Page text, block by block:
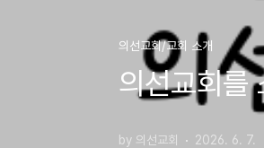
의선교회/교회 소개
의선교회를
by 의선교회 2026. 6. 7.